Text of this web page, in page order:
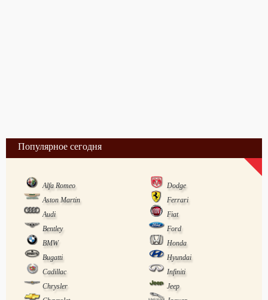
Популярное сегодня
Alfa Romeo
Dodge
Aston Martin
Ferrari
Audi
Fiat
Bentley
Ford
BMW
Honda
Bugatti
Hyundai
Cadillac
Infiniti
Chrysler
Jeep